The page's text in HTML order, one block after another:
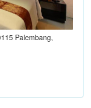
Palembang,